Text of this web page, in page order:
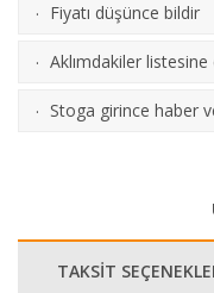
· Fiyatı düşünce bildir
· Aklımdakiler listesine
· Stoga girince haber
TAKSİT